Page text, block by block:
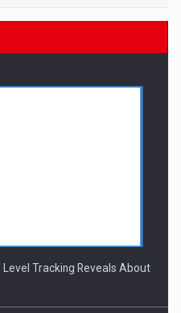
Level Tracking Reveals About